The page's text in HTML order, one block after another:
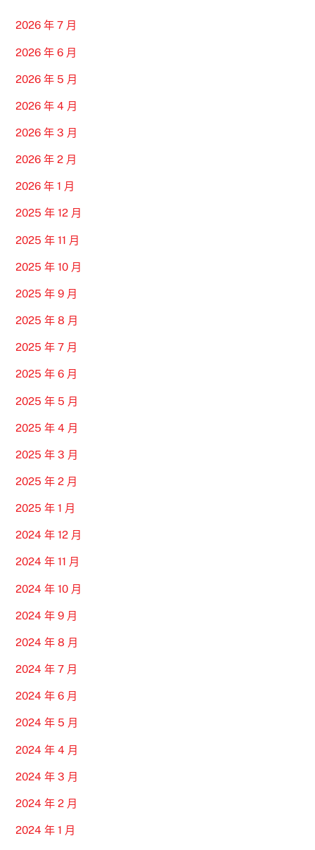
2026 年 7 月
2026 年 6 月
2026 年 5 月
2026 年 4 月
2026 年 3 月
2026 年 2 月
2026 年 1 月
2025 年 12 月
2025 年 11 月
2025 年 10 月
2025 年 9 月
2025 年 8 月
2025 年 7 月
2025 年 6 月
2025 年 5 月
2025 年 4 月
2025 年 3 月
2025 年 2 月
2025 年 1 月
2024 年 12 月
2024 年 11 月
2024 年 10 月
2024 年 9 月
2024 年 8 月
2024 年 7 月
2024 年 6 月
2024 年 5 月
2024 年 4 月
2024 年 3 月
2024 年 2 月
2024 年 1 月